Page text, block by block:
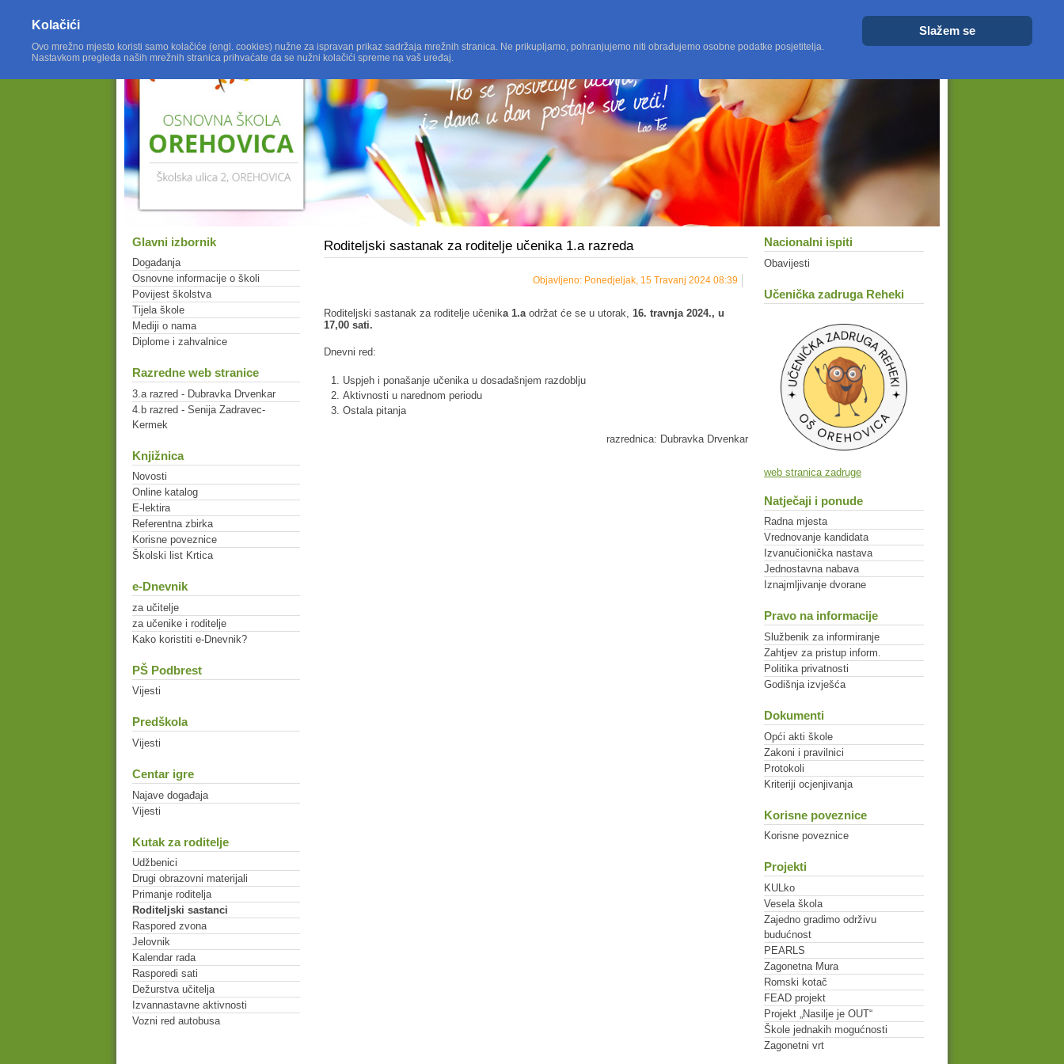
Resetiraj Manje
Glavni izbornik
Događanja
Osnovne informacije o školi
Povijest školstva
Tijela škole
Mediji o nama
Diplome i zahvalnice
Razredne web stranice
3.a razred - Dubravka Drvenkar
4.b razred - Senija Zadravec-
Kermek
Knjižnica
Novosti
Online katalog
E-lektira
Referentna zbirka
Korisne poveznice
Školski list Krtica
e-Dnevnik
za učitelje
za učenike i roditelje
Kako koristiti e-Dnevnik?
PŠ Podbrest
Vijesti
Predškola
Vijesti
Centar igre
Najave događaja
Vijesti
Kutak za roditelje
Udžbenici
Drugi obrazovni materijali
Primanje roditelja
Roditeljski sastanci
Raspored zvona
Jelovnik
Kalendar rada
Rasporedi sati
Dežurstva učitelja
Izvannastavne aktivnosti
Vozni red autobusa
Roditeljski sastanak za roditelje učenika 1.a razreda
Objavljeno: Ponedjeljak, 15 Travanj 2024 08:39
Roditeljski sastanak za roditelje učenika 1.a održat će se u utorak,
16. travnja 2024., u
17,00 sati.
Dnevni red:
Uspjeh i ponašanje učenika u dosadašnjem razdoblju
Aktivnosti u narednom periodu
Ostala pitanja
razrednica: Dubravka Drvenkar
Nacionalni ispiti
Obavijesti
Učenička zadruga Reheki
web stranica zadruge
Natječaji i ponude
Radna mjesta
Vrednovanje kandidata
Izvanučionička nastava
Jednostavna nabava
Iznajmljivanje dvorane
Pravo na informacije
Službenik za informiranje
Zahtjev za pristup inform.
Politika privatnosti
Godišnja izvješća
Dokumenti
Opći akti škole
Zakoni i pravilnici
Protokoli
Kriteriji ocjenjivanja
Korisne poveznice
Korisne poveznice
Projekti
KULko
Vesela škola
Zajedno gradimo održivu
budućnost
PEARLS
Zagonetna Mura
Romski kotač
FEAD projekt
Projekt „Nasilje je OUT“
Škole jednakih mogućnosti
Zagonetni vrt
Kolačići
Ovo mrežno mjesto koristi samo kolačiće (engl. cookies) nužne za ispravan prikaz sadržaja mrežnih stranica. Ne prikupljamo, pohranjujemo niti obrađujemo osobne podatke posjetitelja.
Nastavkom pregleda naših mrežnih stranica prihvaćate da se nužni kolačići spreme na vaš uređaj.
Slažem se